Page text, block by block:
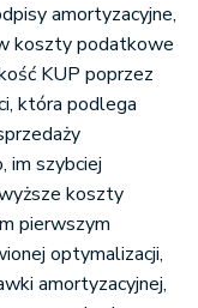
amortyzacyjne,
koszty podatkowe
KUP poprzez
która podlega
im szybciej
koszty
pierwszym
optymalizacji,
amortyzacyjnej,